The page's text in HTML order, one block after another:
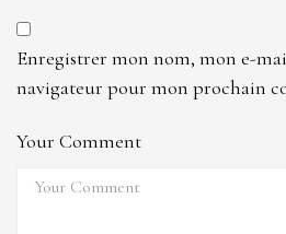
Enregistrer mon nom, mon e-
navigateur pour mon prochain
Your Comment